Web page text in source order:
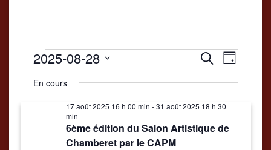
Évènements
for
28
Recherche
de
vues
Recherche
Jour
2025-08-28
une
En cours
6ème édition du Salon Artistique de
Chamberet par le CAPM
17 août 2025 16 h 00 min -31 août 2025 18 h 30
min